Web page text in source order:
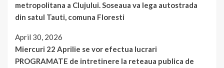
metropolitana a Clujului. Soseaua va lega autostrada
din satul Tauti, comuna Floresti
April 30, 2026
Miercuri 22 Aprilie se vor efectua lucrari
PROGRAMATE de intretinere la reteaua publica de